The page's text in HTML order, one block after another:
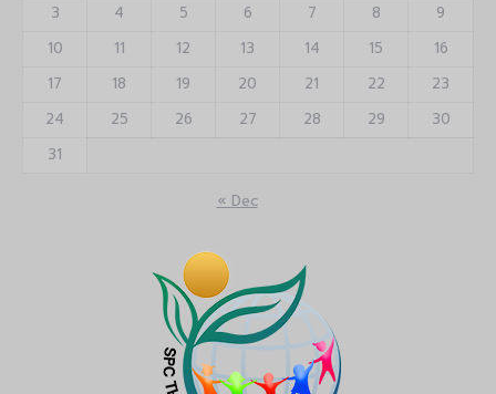
3
4 5 6 7 8
9
10
11 12 13 14 15
16
17
18 19 20 21 22
23
24
25 26 27 28 29
30
31
« Dec